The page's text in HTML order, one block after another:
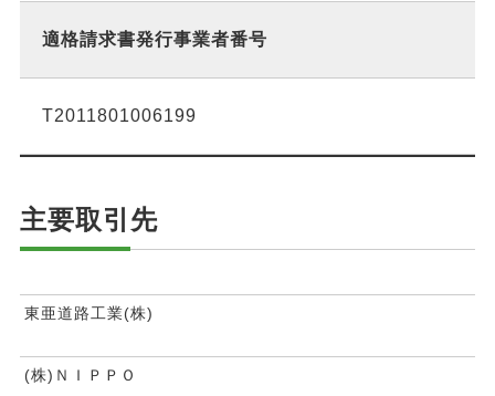
適格請求書発行事業者番号
T2011801006199
主要取引先
東亜道路工業(株)
(株)ＮＩＰＰＯ